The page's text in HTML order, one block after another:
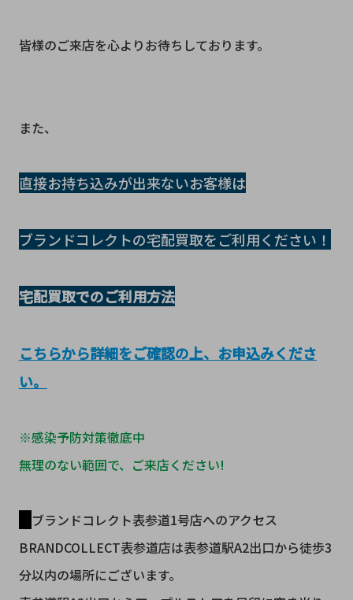
皆様のご来店を心よりお待ちしております。
また、
直接お持ち込みが出来ないお客様は
ブランドコレクトの宅配買取をご利用ください！
宅配買取でのご利用方法
こちらから詳細をご確認の上、お申込みくださ
い。
※感染予防対策徹底中
無理のない範囲で、ご来店ください!
ブランドコレクト表参道1号店へのアクセス
BRANDCOLLECT表参道店は表参道駅A2出口から徒歩3
分以内の場所にございます。